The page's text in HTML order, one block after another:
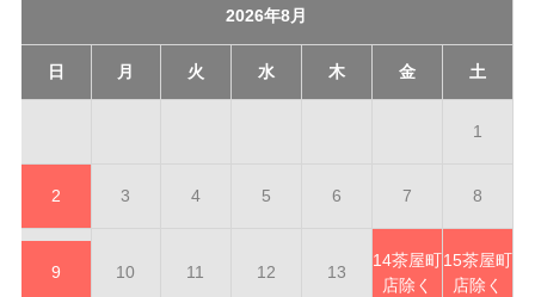
2026年8月
日 月 火 水 木 金 土
1
2 3 4 5 6 7 8
9 10 11 12 13
14茶屋町
店除く
15茶屋町
店除く